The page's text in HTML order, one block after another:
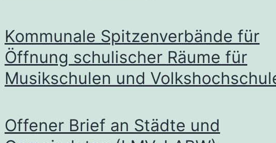
Kommunale Spitzenverbände für
Öffnung schulischer Räume für
Musikschulen und
Offener Brief an Städte und